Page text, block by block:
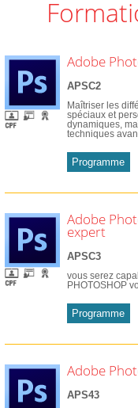
Adobe
APSC2
Maîtriser les
spéciaux et
dynamiques,
techniques
Programme
Adobe
expert
APSC3
vous serez
PHOTOSHOP
Programme
Adobe
APS43